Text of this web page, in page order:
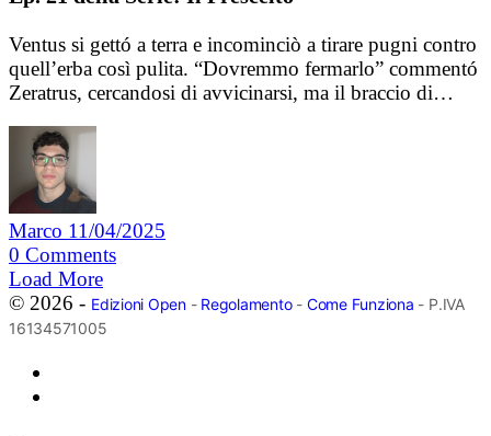
Ventus si gettó a terra e incominciò a tirare pugni contro
quell’erba così pulita. “Dovremmo fermarlo” commentó
Zeratrus, cercandosi di avvicinarsi, ma il braccio di…
Marco 11/04/2025
0 Comments
Load More
© 2026 - Edizioni Open- Regolamento- Come Funziona - P.IVA
16134571005